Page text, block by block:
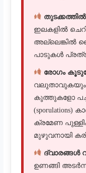
ഇലകളിൽ
അല്ലെങ്കിൽ
പാടുകൾ
രോഗം
വലുതാവുകയും
കുത്തുകളോ
ക്രമേണ
മുഴുവനായി
ദ്വാരങ്ങൾ
ഉണങ്ങി